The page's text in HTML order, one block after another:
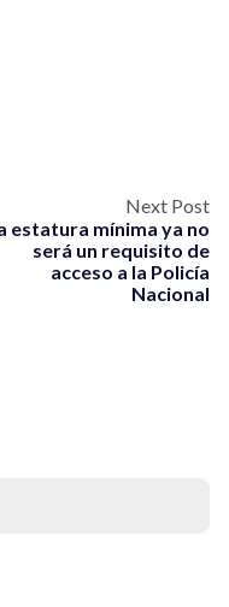
Next Post
estatura mínima ya no
será un requisito de
acceso a la Policía
Nacional